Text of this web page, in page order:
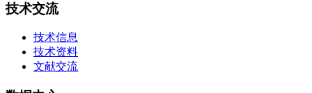
技术交流
技术信息
技术资料
文献交流